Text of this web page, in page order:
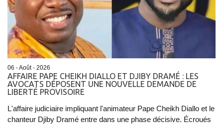
06 - Août - 2026
AFFAIRE PAPE CHEIKH DIALLO ET DJIBY DRAMÉ : LES
AVOCATS DÉPOSENT UNE NOUVELLE DEMANDE DE
LIBERTÉ PROVISOIRE
L'affaire judiciaire impliquant l'animateur Pape Cheikh Diallo et le
chanteur Djiby Dramé entre dans une phase décisive. Écroués